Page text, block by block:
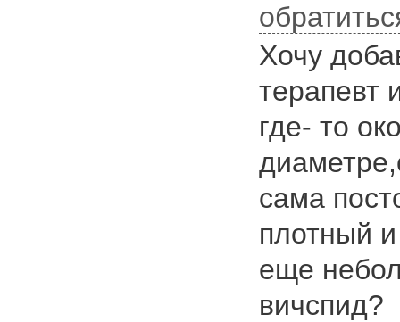
Хочу
терапевт
где- то
сама
плотный
еще
вичспид?